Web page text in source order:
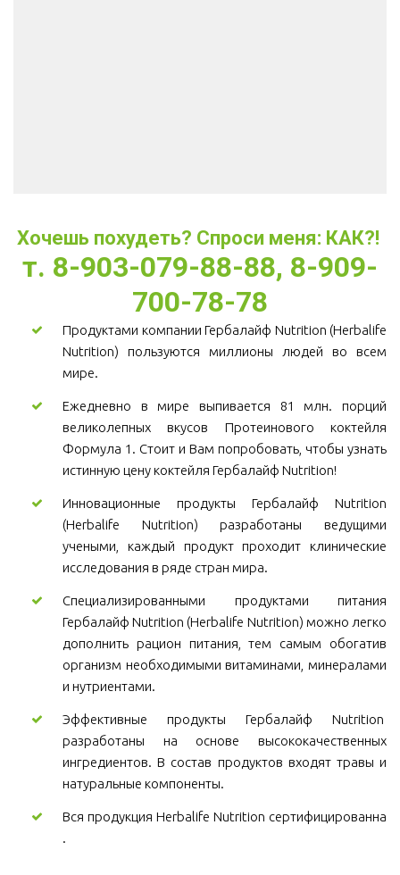
Хочешь похудеть? Спроси меня: КАК?!
т. 8-903-079-88-88, 8-909-
700-78-78
Продуктами компании Гербалайф Nutrition (Herbalife
Nutrition) пользуются миллионы людей во всем
мире.
Ежедневно в мире выпивается 81 млн. порций
великолепных вкусов Протеинового коктейля
Формула 1. Стоит и Вам попробовать, чтобы узнать
истинную цену коктейля Гербалайф Nutrition!
Инновационные продукты Гербалайф Nutrition
(Herbalife Nutrition) разработаны ведущими
учеными, каждый продукт проходит клинические
исследования в ряде стран мира.
Специализированными продуктами питания
Гербалайф Nutrition (Herbalife Nutrition) можно легко
дополнить рацион питания, тем самым обогатив
организм необходимыми витаминами, минералами
и нутриентами.
Эффективные продукты Гербалайф Nutrition
разработаны на основе высококачественных
ингредиентов. В состав продуктов входят травы и
натуральные компоненты.
Вся продукция Herbalife Nutrition сертифицированна
.